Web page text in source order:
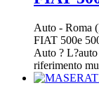
Auto - Roma
FIAT 500e
Auto ?
riferimento